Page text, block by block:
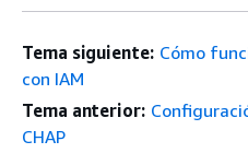
Tema siguiente: Cómo
con IAM
Tema anterior:
CHAP